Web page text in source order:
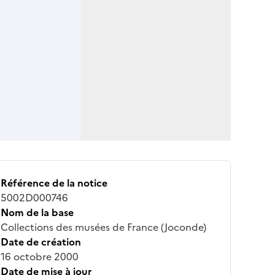
Référence de la notice
5002D000746
Nom de la base
Collections des musées de France (Joconde)
Date de création
16 octobre 2000
Date de mise à jour